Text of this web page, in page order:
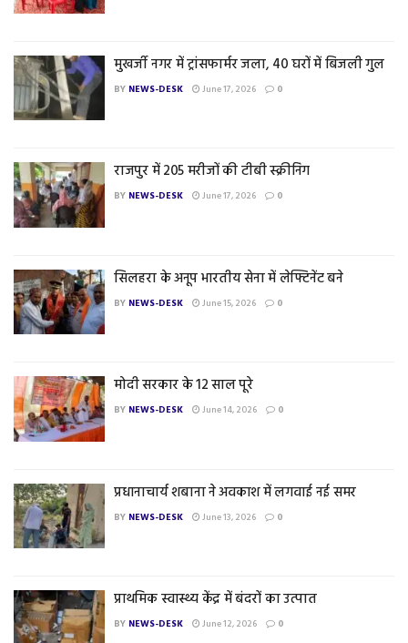
मुखर्जी नगर में ट्रांसफार्मर जला, 40 घरों में बिजली गुल
BY NEWS-DESK June 17, 2026 0
राजपुर में 205 मरीजों की टीबी स्क्रीनिंग
BY NEWS-DESK June 17, 2026 0
सिलहरा के अनूप भारतीय सेना में लेफ्टिनेंट बने
BY NEWS-DESK June 15, 2026 0
मोदी सरकार के 12 साल पूरे
BY NEWS-DESK June 14, 2026 0
प्रधानाचार्य शबाना ने अवकाश में लगवाई नई समर
BY NEWS-DESK June 13, 2026 0
प्राथमिक स्वास्थ्य केंद्र में बंदरों का उत्पात
BY NEWS-DESK June 12, 2026 0